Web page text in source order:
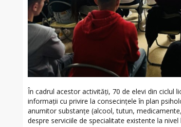
În cadrul acestor activități, 70 de elevi din ciclul
informații cu privire la consecințele în plan
anumitor substanțe (alcool, tutun,
despre serviciile de specialitate existente la